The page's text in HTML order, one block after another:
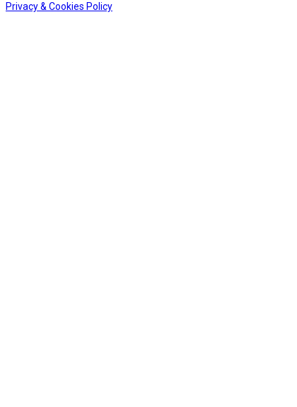
Privacy & Cookies Policy